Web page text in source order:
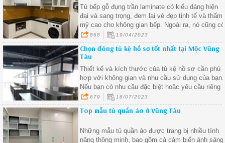
Tủ bếp gỗ đụng trần laminate có kiểu dáng hiện
đại và sang trọng, đem lại vẻ đẹp tinh tế và thẩm
mỹ cao cho không gian bếp. Ngoài ra, nó cũng có
nhiều màu sắc, hoa văn và họa tiết khác nhau,
giúp bạn dễ dàng lựa chọn theo phong cách thiết
kế nội thất của căn nhà
868 19/04/2023
Chọn đóng tủ kệ hồ sơ tốt nhất tại Mộc Vũng
Tàu
Thiết kế và kích thước của tủ kệ hồ sơ cần phù
hợp với không gian và nhu cầu sử dụng của bạn.
Nếu bạn có nhu cầu đặc biệt hoặc yêu cầu riêng
về tủ kệ hồ sơ, hãy tìm những đơn vị tại Mộc
Vũng Tàu có khả năng tùy chỉnh sản phẩm
679 18/07/2023
Top mẫu tủ quần áo ở Vũng Tàu
Những mẫu tủ quần áo được trang bị nhiều tính
năng thông minh, bao gồm cả cảm biến ánh sáng